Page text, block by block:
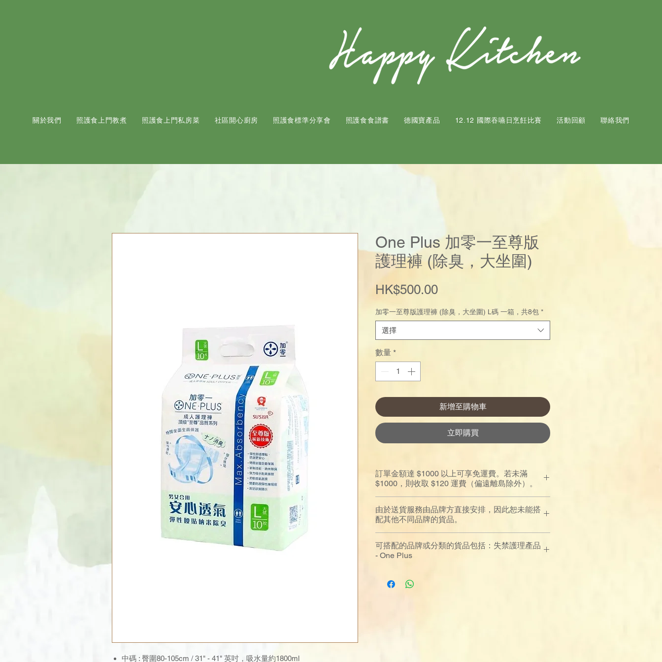
關於我們 照護食上門教煮 照護食上門私房菜 社區開心廚房 照護食標準分享會 照護食食譜書 ​德國寶產品 12.12 國際吞嚥日烹飪比賽 活動回顧 聯絡我們
中碼 : 臀圍80-105cm / 31" - 41" 英吋，吸水量約1800ml
One Plus 加零一至尊版
護理褲 (除臭，大坐圍)
HK$500.00價
格
加零一至尊版護理褲 (除臭，大坐圍) L碼 一箱，共8包 *
選擇
數量 *
新增至購物車
立即購買
訂單金額達 $1000 以上可享免運費。若未滿
$1000，則收取 $120 運費（偏遠離島除外）。
由於送貨服務由品牌方直接安排，因此恕未能搭
配其他不同品牌的貨品。
可搭配的品牌或分類的貨品包括：失禁護理產品
- One Plus